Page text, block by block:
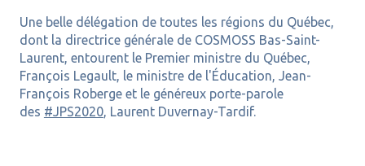
Une belle délégation de toutes les régions du Québec,
dont la directrice générale de COSMOSS Bas-Saint-
Laurent, entourent le Premier ministre du Québec,
François Legault, le ministre de l'Éducation, Jean-
François Roberge et le généreux porte-parole
des #JPS2020, Laurent Duvernay-Tardif.